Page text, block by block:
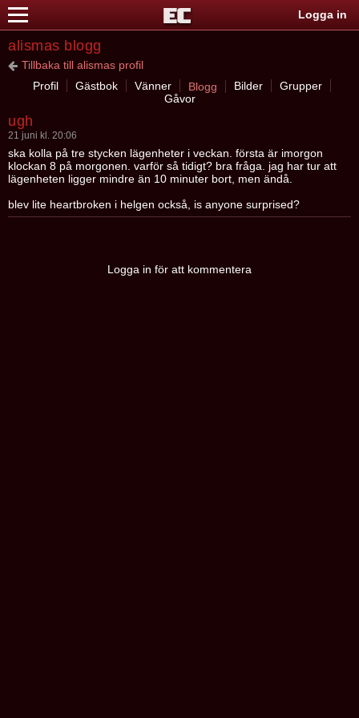
Logga in
alismas blogg
Tillbaka till alismas profil
Profil
Gästbok Vänner Blogg Bilder
Grupper
Gåvor
ugh
21 juni kl. 20:06
ska kolla på tre stycken lägenheter i veckan. första är imorgon
klockan 8 på morgonen. varför så tidigt? bra fråga. jag har tur att
lägenheten ligger mindre än 10 minuter bort, men ändå.
blev lite heartbroken i helgen också, is anyone surprised?
Logga in för att kommentera